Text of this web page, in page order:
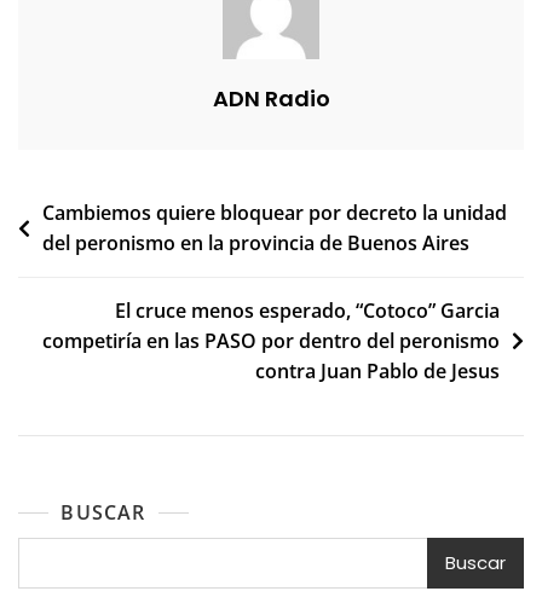
ADN Radio
Navegación
de
Cambiemos quiere bloquear por decreto la unidad
del peronismo en la provincia de Buenos Aires
El cruce menos esperado, “Cotoco” Garcia
competiría en las PASO por dentro del peronismo
contra Juan Pablo de Jesus
BUSCAR
Buscar